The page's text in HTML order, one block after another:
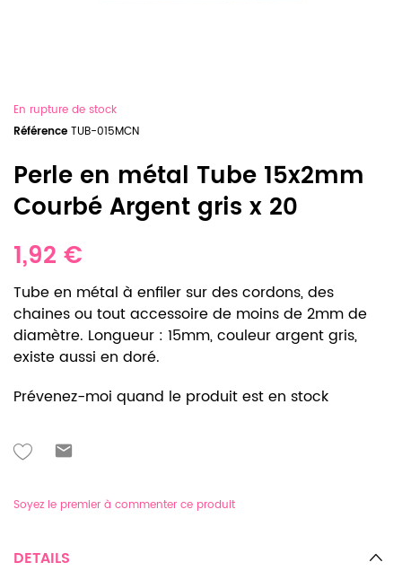
En rupture de stock
Référence TUB-015MCN
Perle en métal Tube 15x2mm
Courbé Argent gris x 20
1,92 €
Tube en métal à enfiler sur des cordons, des
chaines ou tout accessoire de moins de 2mm de
diamètre. Longueur : 15mm, couleur argent gris,
existe aussi en doré.
Prévenez-moi quand le produit est en stock
Soyez le premier à commenter ce produit
DETAILS